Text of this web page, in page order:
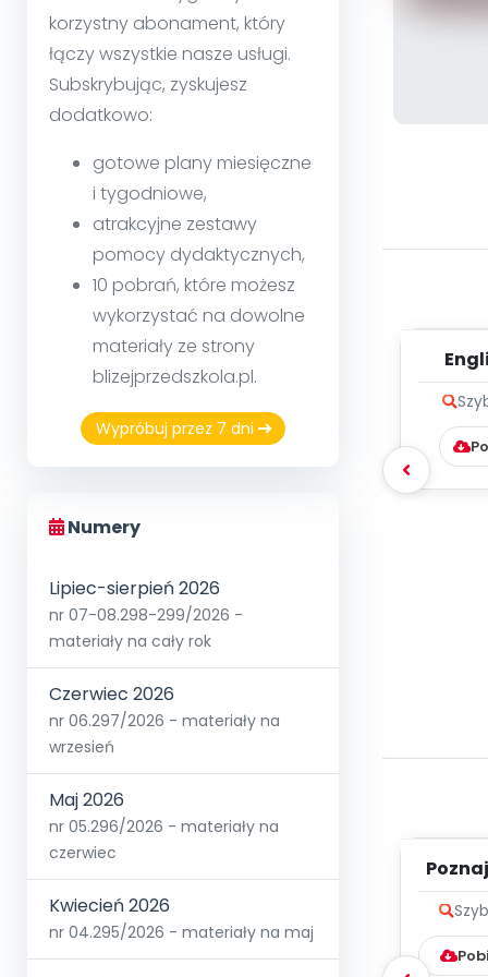
korzystny abonament, który
łączy wszystkie nasze usługi.
Subskrybując, zyskujesz
dodatkowo:
gotowe plany miesięczne
i tygodniowe,
atrakcyjne zestawy
pomocy dydaktycznych,
10 pobrań, które możesz
wykorzystać na dowolne
materiały ze strony
blizejprzedszkola.pl.
Wypróbuj przez 7 dni
Numery
Lipiec-sierpień 2026
nr 07-08.298-299/2026 -
materiały na cały rok
Czerwiec 2026
nr 06.297/2026 - materiały na
wrzesień
Maj 2026
nr 05.296/2026 - materiały na
czerwiec
Kwiecień 2026
nr 04.295/2026 - materiały na maj